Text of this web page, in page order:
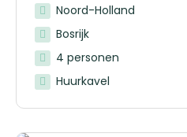
Noord-Holland
Bosrijk
4 personen
Huurkavel